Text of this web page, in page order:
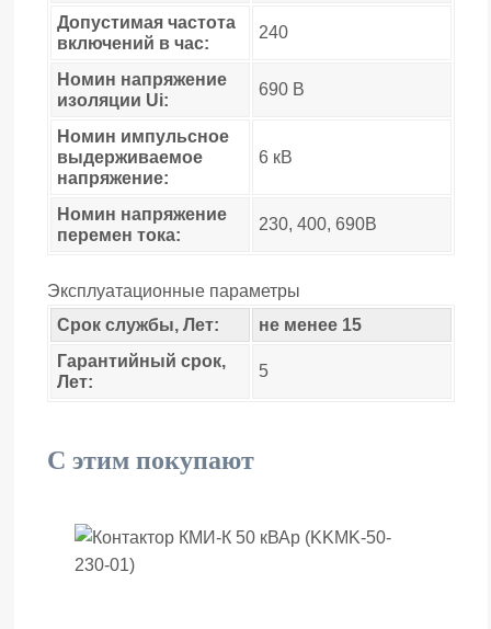
Допустимая частота
включений в час:
240
Номин напряжение
изоляции Ui:
690 В
Номин импульсное
выдерживаемое
напряжение:
6 кВ
Номин напряжение
перемен тока:
230, 400, 690В
Эксплуатационные параметры
Срок службы, Лет:
не менее 15
Гарантийный срок,
Лет:
5
С этим покупают